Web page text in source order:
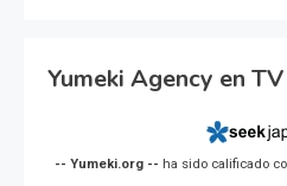
Yumeki Agency en TV
-- Yumeki.org -- ha sido calificado